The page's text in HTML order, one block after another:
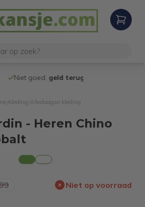
terug-garantie
/ Kleding Alledaagse kleding
- Heren Chino
Niet op voorraad